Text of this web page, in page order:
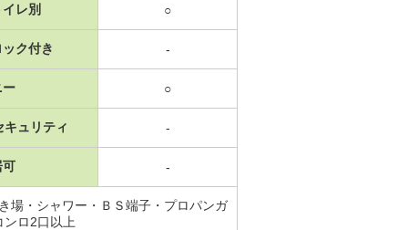
レ別 ○
ク付き -
ー ○
キュリティ -
可 -
場・シャワー・ＢＳ端子・プロパンガ
ロ2口以上